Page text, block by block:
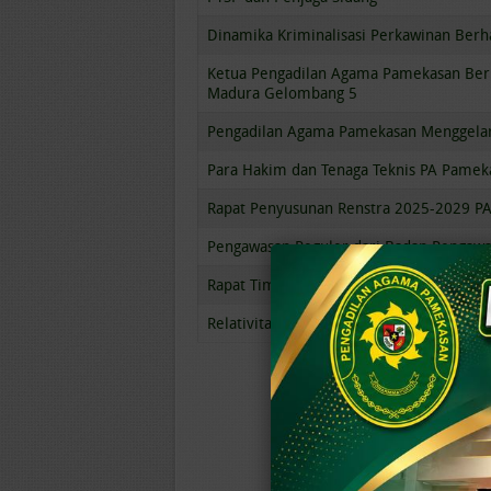
Dinamika Kriminalisasi Perkawinan
Ketua Pengadilan Agama Pamekasan
Madura Gelombang 5
Pengadilan Agama Pamekasan
Para Hakim dan Tenaga Teknis PA
Rapat Penyusunan Renstra 2025-2029
Pengawasan Reguler dari Badan
Rapat Tim BAPERJAKAT Pengadilan
Relativitas Einstein dan Keadilan Hukum